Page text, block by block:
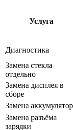
Услуга
Диагностика
Замена стекла
отдельно
Замена дисплея в
сборе
Замена
Замена разъёма
зарядки